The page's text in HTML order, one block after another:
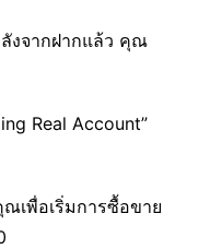
งจากฝากแล้ว คุณ
Real Account”
เพื่อเริ่มการซื้อขาย